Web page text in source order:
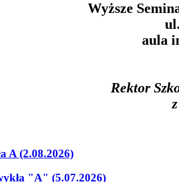
Wyższe
aula
Rektor
A (2.08.2026)
"A" (5.07.2026)